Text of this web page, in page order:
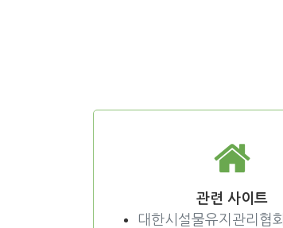
관련 사이트
대한시설물유지관리협회